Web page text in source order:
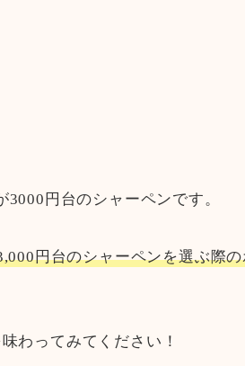
円台のシャーペンです。
円台のシャーペンを選ぶ際
わってみてください！